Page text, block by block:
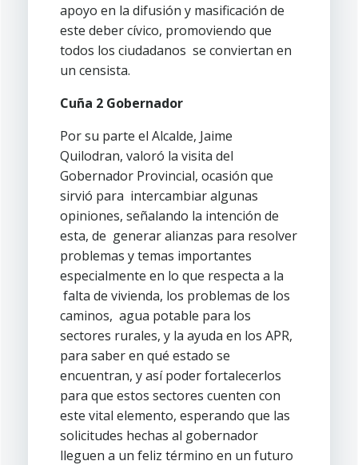
apoyo en la difusión y masificación de
este deber cívico, promoviendo que
todos los ciudadanos se conviertan en
un censista.
Cuña 2 Gobernador
Por su parte el Alcalde, Jaime
Quilodran, valoró la visita del
Gobernador Provincial, ocasión que
sirvió para intercambiar algunas
opiniones, señalando la intención de
esta, de generar alianzas para resolver
problemas y temas importantes
especialmente en lo que respecta a la
falta de vivienda, los problemas de los
caminos, agua potable para los
sectores rurales, y la ayuda en los APR,
para saber en qué estado se
encuentran, y así poder fortalecerlos
para que estos sectores cuenten con
este vital elemento, esperando que las
solicitudes hechas al gobernador
lleguen a un feliz término en un futuro